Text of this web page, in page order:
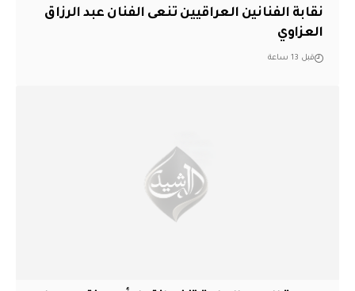
نقابة الفنانين العراقيين تنعى الفنان عبد الرزاق
العزاوي
قبل 13 ساعة